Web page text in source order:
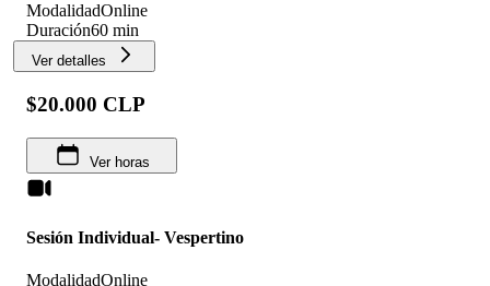
ModalidadOnline
Duración60 min
Ver detalles
$20.000 CLP
Ver horas
Sesión Individual- Vespertino
ModalidadOnline